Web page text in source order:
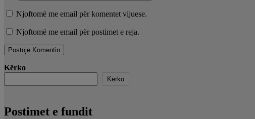
Njoftomë me email për komentet vijuese.
Njoftomë me email për postimet e reja.
Kërko
Kërko
Postimet e fundit